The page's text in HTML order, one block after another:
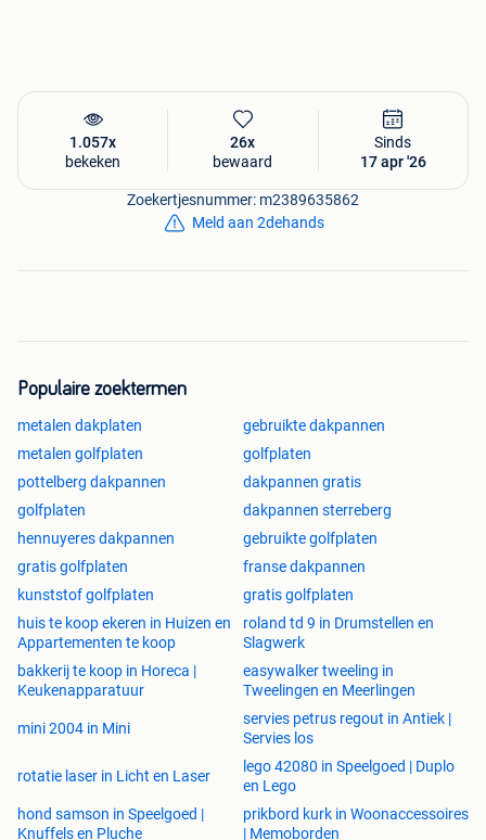
1.057x
bekeken
26x
bewaard
Sinds
17 apr '26
Zoekertjesnummer: m2389635862
Meld aan 2dehands
Populaire zoektermen
metalen dakplaten
gebruikte dakpannen
metalen golfplaten
golfplaten
pottelberg dakpannen
dakpannen gratis
golfplaten
dakpannen sterreberg
hennuyeres dakpannen
gebruikte golfplaten
gratis golfplaten
franse dakpannen
kunststof golfplaten
gratis golfplaten
huis te koop ekeren in Huizen en
Appartementen te koop
roland td 9 in Drumstellen en
Slagwerk
bakkerij te koop in Horeca |
Keukenapparatuur
easywalker tweeling in
Tweelingen en Meerlingen
mini 2004 in Mini
servies petrus regout in Antiek |
Servies los
rotatie laser in Licht en Laser
lego 42080 in Speelgoed | Duplo
en Lego
hond samson in Speelgoed |
Knuffels en Pluche
prikbord kurk in Woonaccessoires
| Memoborden